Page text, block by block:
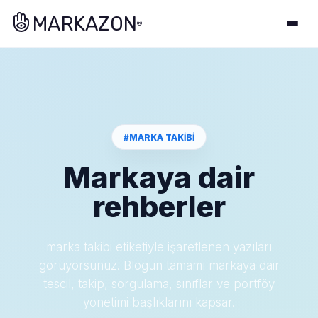
MARKAZON®
#MARKA TAKIBI
Markaya dair
rehberler
marka takibi etiketiyle işaretlenen yazıları
görüyorsunuz. Blogun tamamı markaya dair
tescil, takip, sorgulama, sınıflar ve portföy
yönetimi başlıklarını kapsar.